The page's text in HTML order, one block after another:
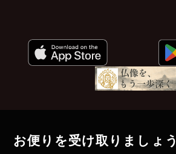
お便りを受け取りましょう